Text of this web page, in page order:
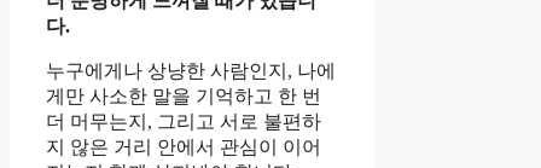
다.
누구에게나 상냥한 사람인지, 나에
게만 사소한 말을 기억하고 한 번
더 머무는지, 그리고 서로 불편하
지 않은 거리 안에서 관심이 이어